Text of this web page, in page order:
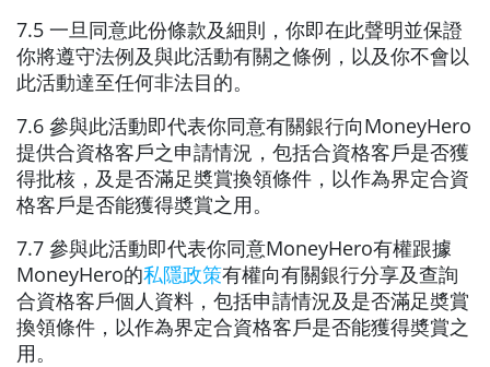
7.5 一旦同意此份條款及細則，你即在此聲明並保證
你將遵守法例及與此活動有關之條例，以及你不會以
此活動達至任何非法目的。
7.6 參與此活動即代表你同意有關銀行向MoneyHero
提供合資格客戶之申請情況，包括合資格客戶是否獲
得批核，及是否滿足奬賞換領條件，以作為界定合資
格客戶是否能獲得奬賞之用。
7.7 參與此活動即代表你同意MoneyHero有權跟據
MoneyHero的私隱政策有權向有關銀行分享及查詢
合資格客戶個人資料，包括申請情況及是否滿足奬賞
換領條件，以作為界定合資格客戶是否能獲得奬賞之
用。